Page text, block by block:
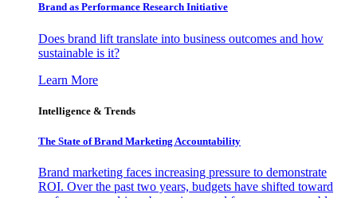
Brand as Performance Research Initiative
Does brand lift translate into business outcomes and how
sustainable is it?
Learn More
Intelligence & Trends
The State of Brand Marketing Accountability
Brand marketing faces increasing pressure to demonstrate
ROI. Over the past two years, budgets have shifted toward